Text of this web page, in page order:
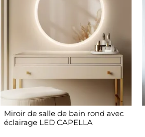
Miroir de salle de bain rond avec
éclairage LED CAPELLA